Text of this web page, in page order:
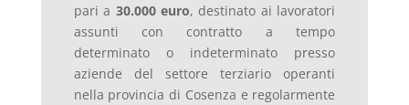
pari a 30.000 euro, destinato ai lavoratori
assunti con contratto a tempo
determinato o indeterminato presso
aziende del settore terziario operanti
nella provincia di Cosenza e regolarmente